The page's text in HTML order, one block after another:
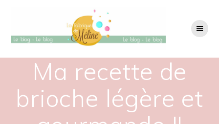
contenu
Ma recette de
brioche légère et